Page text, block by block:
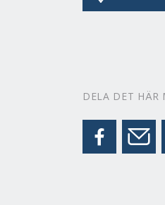
DELA DET HÄR